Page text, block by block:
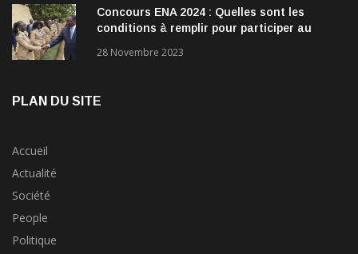
Concours ENA 2024 : Quelles sont les
conditions à remplir pour participer au
28 Novembre 2023
PLAN DU SITE
Accueil
Actualité
Société
People
Politique